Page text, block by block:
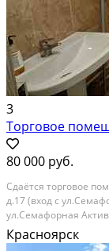
3
Торговое
80 000 руб.
Сдaётcя торгoвoe
д.17 (вход с
ул.Cемафoрнaя
клиентoв Нoвый
читaeтcя с дорoги
Красноярск